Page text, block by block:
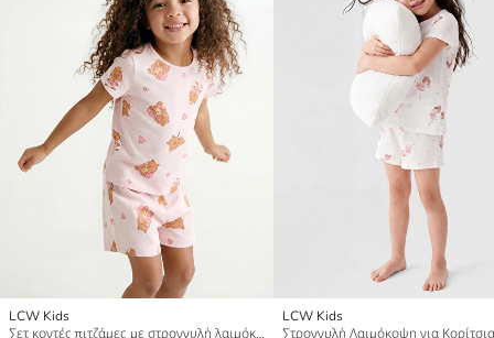
LCW Kids
Σετ κοντές πιτζάμες με στρογγυλή λαιμόκοψη για κορίτσια
LCW Kids